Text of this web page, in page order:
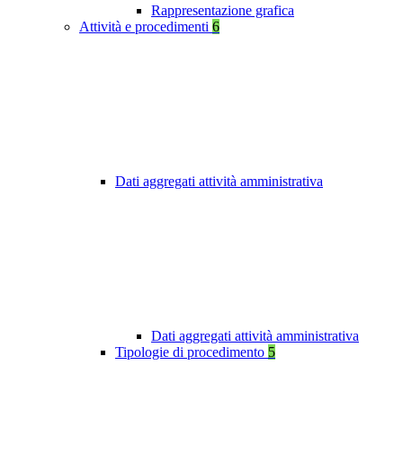
Rappresentazione grafica
Attività e procedimenti 6
Dati aggregati attività amministrativa
Dati aggregati attività amministrativa
Tipologie di procedimento 5